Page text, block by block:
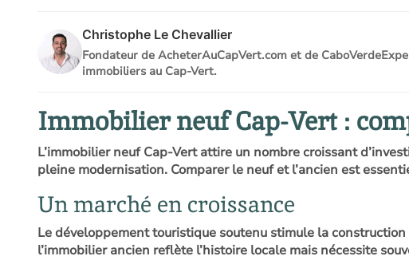
Christophe Le Chevallier
Fondateur de AcheterAuCapVert.com et de
immobiliers au Cap-Vert.
Immobilier neuf Cap-Vert :
L’immobilier neuf Cap-Vert attire un nombre croissant
pleine modernisation. Comparer le neuf et l’ancien est
Un marché en croissance
Le développement touristique soutenu stimule la
l’immobilier ancien reflète l’histoire locale mais nécessite